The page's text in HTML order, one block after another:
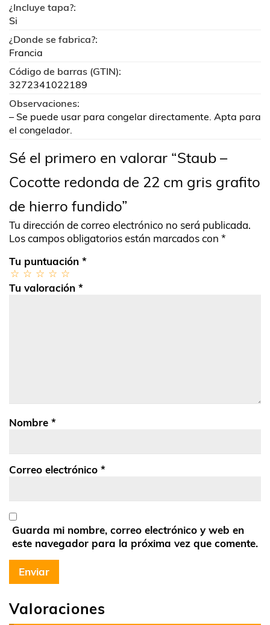
¿Incluye tapa?:
Si
¿Donde se fabrica?:
Francia
Código de barras (GTIN):
3272341022189
Observaciones:
– Se puede usar para congelar directamente. Apta para
el congelador.
Valoraciones
Sé el primero en valorar “Staub –
Cocotte redonda de 22 cm gris grafito
de hierro fundido”
Tu dirección de correo electrónico no será publicada.
Los campos obligatorios están marcados con *
Tu puntuación *
Tu valoración *
Nombre *
Correo electrónico *
Guarda mi nombre, correo electrónico y web en
este navegador para la próxima vez que comente.